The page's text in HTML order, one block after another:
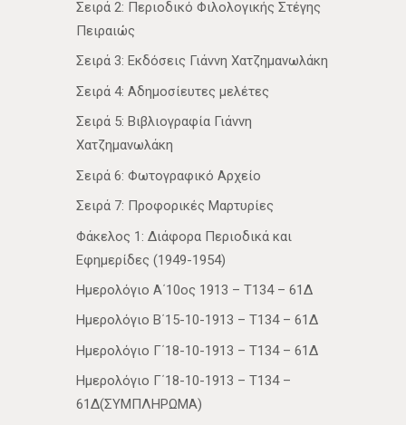
Σειρά 2: Περιοδικό Φιλολογικής Στέγης
Πειραιώς
Σειρά 3: Εκδόσεις Γιάννη Χατζημανωλάκη
Σειρά 4: Αδημοσίευτες μελέτες
Σειρά 5: Βιβλιογραφία Γιάννη
Χατζημανωλάκη
Σειρά 6: Φωτογραφικό Αρχείο
Σειρά 7: Προφορικές Μαρτυρίες
Φάκελος 1: Διάφορα Περιοδικά και
Εφημερίδες (1949-1954)
Ημερολόγιο Α΄10ος 1913 – Τ134 – 61Δ
Ημερολόγιο Β΄15-10-1913 – Τ134 – 61Δ
Ημερολόγιο Γ΄18-10-1913 – Τ134 – 61Δ
Ημερολόγιο Γ΄18-10-1913 – Τ134 –
61Δ(ΣΥΜΠΛΗΡΩΜΑ)